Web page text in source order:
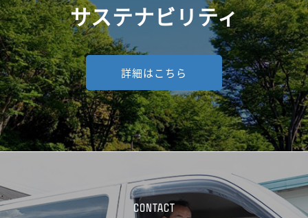
サステナビリティ
詳細はこちら
CONTACT